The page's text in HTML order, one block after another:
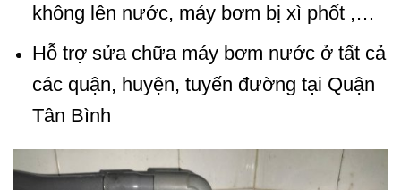
không lên nước, máy bơm bị xì phốt ,…
Hỗ trợ sửa chữa máy bơm nước ở tất cả
các quận, huyện, tuyến đường tại Quận
Tân Bình